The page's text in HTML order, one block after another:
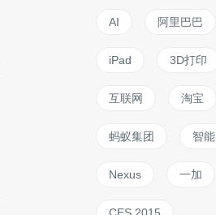
AI 阿里巴巴
iPad 3D打印
互联网 淘宝
蚂蚁集团 智能
Nexus 一加